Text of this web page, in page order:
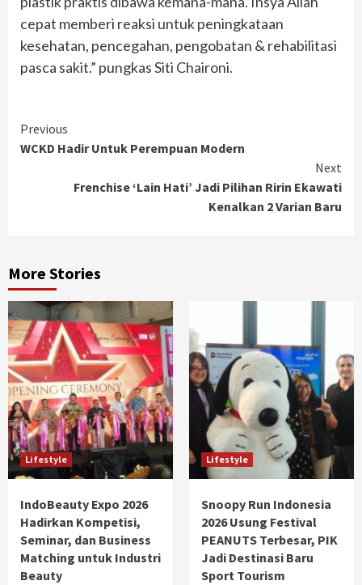
cepat memberi reaksi untuk peningkataan
kesehatan, pencegahan, pengobatan & rehabilitasi
pasca sakit.” pungkas Siti Chaironi.
Continue
Reading
Previous
WCKD Hadir Untuk Perempuan Modern
Next
Frenchise ‘Lain Hati’ Jadi Pilihan Ririn Ekawati
Kenalkan 2 Varian Baru
More Stories
Lifestyle
IndoBeauty Expo 2026
Hadirkan Kompetisi,
Seminar, dan Business
Matching untuk Industri
Beauty
Lifestyle
Snoopy Run Indonesia
2026 Usung Festival
PEANUTS Terbesar, PIK
Jadi Destinasi Baru
Sport Tourism